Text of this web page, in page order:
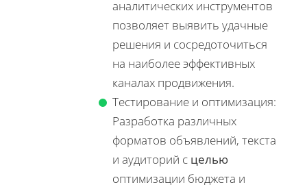
аналитических инструментов
позволяет выявить удачные
решения и сосредоточиться
на наиболее эффективных
каналах продвижения.
Тестирование и оптимизация:
Разработка различных
форматов объявлений, текста
и аудиторий с целью
оптимизации бюджета и